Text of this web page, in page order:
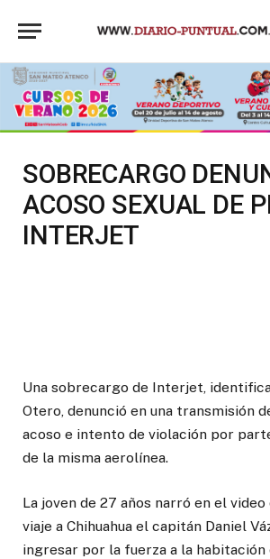
SOBRECARGO
ACOSO SEXUAL DE
INTERJET
Una sobrecargo de Interjet,
Otero, denunció en una transmisión
acoso e intento de violación por
de la misma aerolínea.
La joven de 27 años narró en el
viaje a Chihuahua el capitán Daniel
ingresar por la fuerza a la